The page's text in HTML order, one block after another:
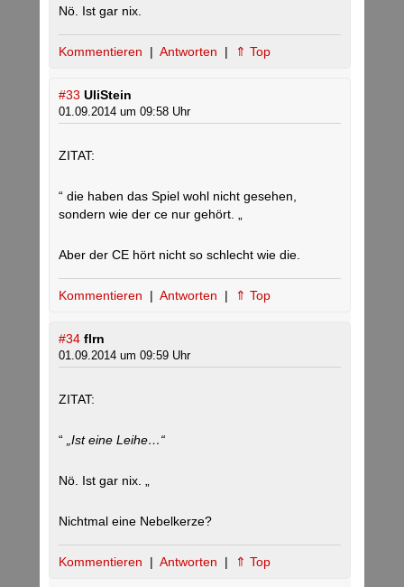
Nö. Ist gar nix.
Kommentieren | Antworten | ⇑ Top
#33 UliStein
01.09.2014 um 09:58 Uhr
ZITAT:
“ die haben das Spiel wohl nicht gesehen,
sondern wie der ce nur gehört. „
Aber der CE hört nicht so schlecht wie die.
Kommentieren | Antworten | ⇑ Top
#34 flrn
01.09.2014 um 09:59 Uhr
ZITAT:
“ „Ist eine Leihe…“
Nö. Ist gar nix. „
Nichtmal eine Nebelkerze?
Kommentieren | Antworten | ⇑ Top